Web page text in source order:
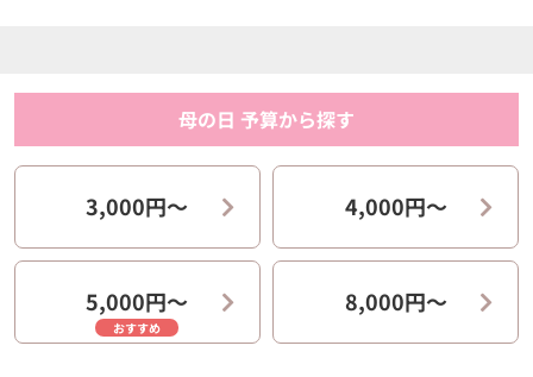
母の日 予算から探す
3,000円〜 4,000円〜
5,000円〜
おすすめ
8,000円〜